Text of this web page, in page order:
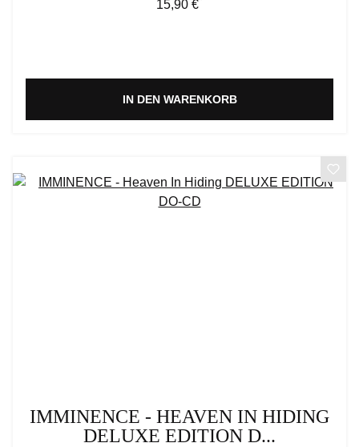
Regulärer Preis:
15,90 €
IN DEN WARENKORB
IMMINENCE - HEAVEN IN HIDING
DELUXE EDITION D...